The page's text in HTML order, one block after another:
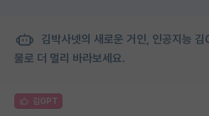
김박사넷의 새로운 거인, 인공지능 김
물로 더 멀리 바라보세요.
김GPT